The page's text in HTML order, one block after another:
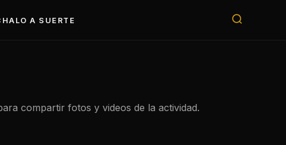
A SUERTE
compartir fotos y videos de la actividad.